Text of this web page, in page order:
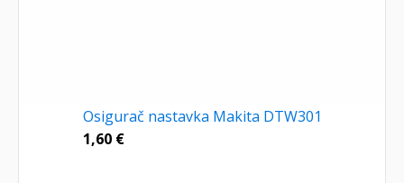
Osigurač nastavka Makita DTW301
1,60 €